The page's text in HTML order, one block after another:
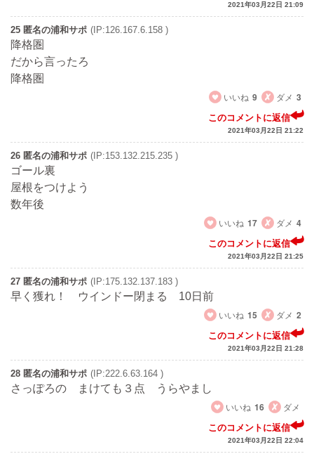
2021年03月22日 21:09
25 匿名の浦和サポ (IP:126.167.6.158 )
降格圏
だから言ったろ
降格圏
いいね 9 ダメ 3
このコメントに返信
2021年03月22日 21:22
26 匿名の浦和サポ (IP:153.132.215.235 )
ゴール裏
屋根をつけよう
数年後
いいね 17 ダメ 4
このコメントに返信
2021年03月22日 21:25
27 匿名の浦和サポ (IP:175.132.137.183 )
早く獲れ！ ウインドー閉まる 10日前
いいね 15 ダメ 2
このコメントに返信
2021年03月22日 21:28
28 匿名の浦和サポ (IP:222.6.63.164 )
さっぽろの まけても３点 うらやまし
いいね 16 ダメ
このコメントに返信
2021年03月22日 22:04